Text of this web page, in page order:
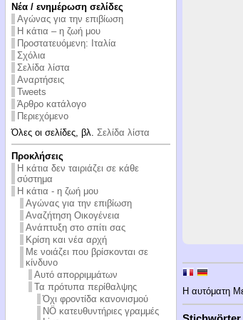
Νέα / ενημέρωση σελίδες
Αγώνας για την επιβίωση
Η κάτια – η ζωή μου
Προστατευόμενη: Ιταλία
Σχόλια
Σελίδα λίστα
Αναρτήσεις
Tweets
Άρθρο κατάλογο
Περιεχόμενο
Όλες οι σελίδες, βλ. Σελίδα λίστα
Προκλήσεις
Η κάτια δεν ταιριάζει σε κάθε
σύστημα
Η κάτια - η ζωή μου
Αγώνας για την επιβίωση
Αναζήτηση Οικογένεια
Ανάπτυξη στο σπίτι σας
Κρίση και νέα αρχή
Με νοιάζει που βρίσκονται σε
κίνδυνο
Αυτό απορριμμάτων
Τα πρότυπα περίθαλψης
Όχι φροντίδα κανονισμού
NÖ κατευθυντήριες γραμμές
Η αυτόματη